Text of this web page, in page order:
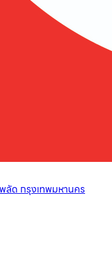
ลัด กรุงเทพมหานคร